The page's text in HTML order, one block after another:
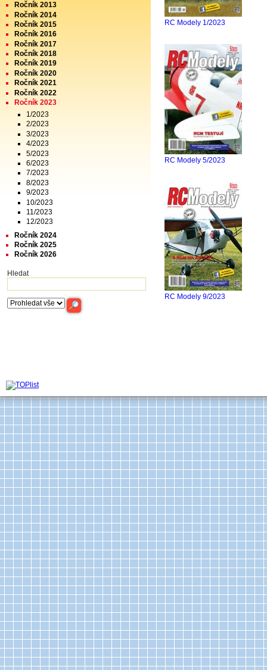
Ročník 2013
Ročník 2014
Ročník 2015
Ročník 2016
Ročník 2017
Ročník 2018
Ročník 2019
Ročník 2020
Ročník 2021
Ročník 2022
Ročník 2023
1/2023
2/2023
3/2023
4/2023
5/2023
6/2023
7/2023
8/2023
9/2023
10/2023
11/2023
12/2023
Ročník 2024
Ročník 2025
Ročník 2026
Hledat
RC Modely 1/2023
RC Modely 5/2023
RC Modely 9/2023